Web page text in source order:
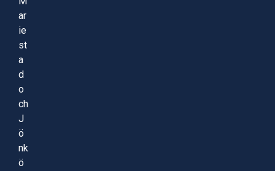
ar
ie
st
a
d
o
ch
J
ö
nk
ö